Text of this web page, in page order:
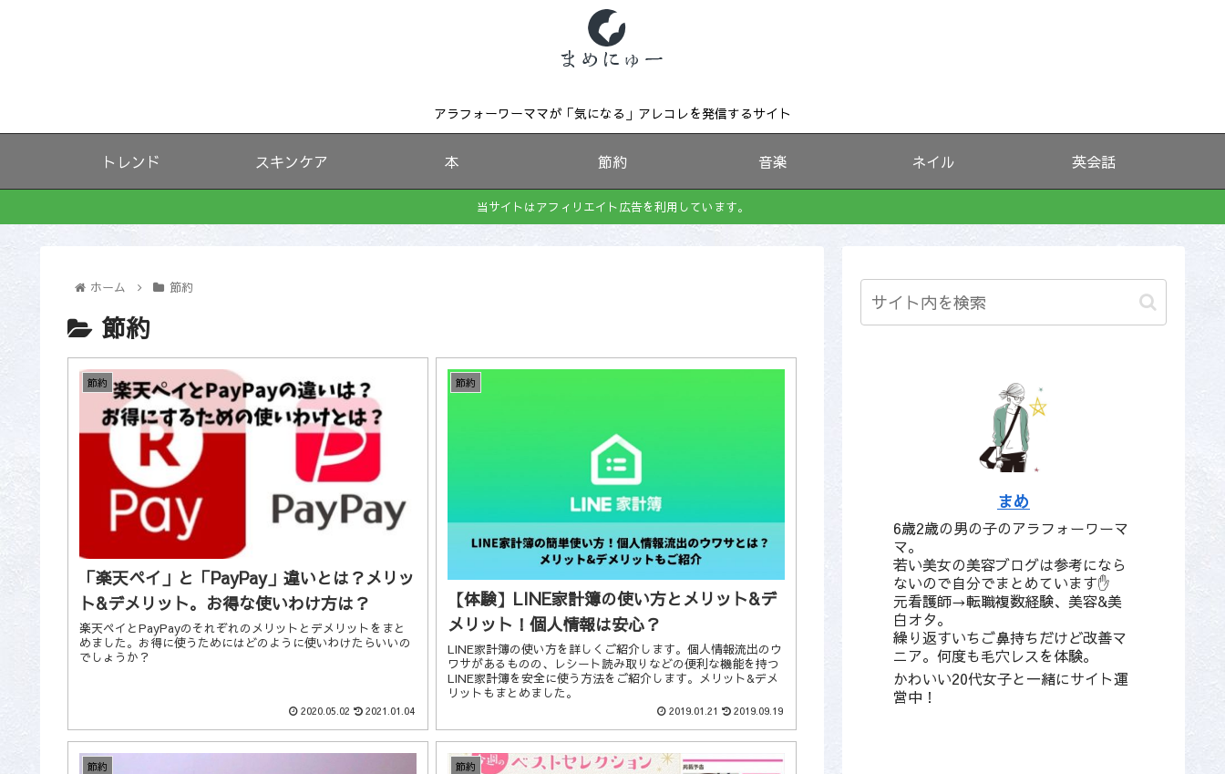
アラフォーワーママが「気になる」アレコレを発信するサイト
トレンド スキンケア 本 節約 音楽 ネイル 英会話
当サイトはアフィリエイト広告を利用しています。
ホーム 節約
節約
節約
「楽天ペイ」と「PayPay」違いとは？メリッ
ト&デメリット。お得な使いわけ方は？
楽天ペイとPayPayのそれぞれのメリットとデメリットをまと
めました。お得に使うためにはどのように使いわけたらいいの
でしょうか？
2020.05.02 2021.01.04
節約
【体験】LINE家計簿の使い方とメリット&デ
メリット！個人情報は安心？
LINE家計簿の使い方を詳しくご紹介します。個人情報流出のウ
ワサがあるものの、レシート読み取りなどの便利な機能を持つ
LINE家計簿を安全に使う方法をご紹介します。メリット&デメ
リットもまとめました。
2019.01.21 2019.09.19
節約 節約
まめ
6歳2歳の男の子のアラフォーワーマ
マ。
若い美女の美容ブログは参考になら
ないので自分でまとめています✋
元看護師→転職複数経験、美容&美
白オタ。
繰り返すいちご鼻持ちだけど改善マ
ニア。何度も毛穴レスを体験。
かわいい20代女子と一緒にサイト運
営中！